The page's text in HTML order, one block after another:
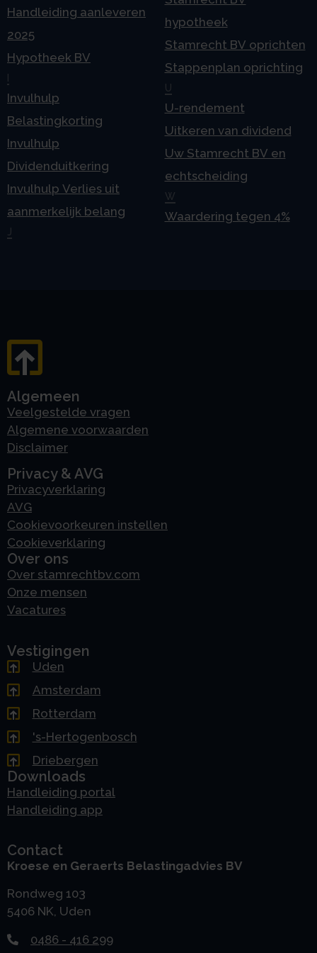
Handleiding aanleveren
2025
Hypotheek BV
Invulhulp
Belastingkorting
Invulhulp
Dividenduitkering
Invulhulp Verlies uit
aanmerkelijk belang
hypotheek
Stamrecht BV oprichten
Stappenplan oprichting
U
U-rendement
Uitkeren van dividend
Uw Stamrecht BV en
echtscheiding
W
Waardering tegen 4%
Algemeen
Veelgestelde vragen
Algemene voorwaarden
Disclaimer
Privacy & AVG
Privacyverklaring
AVG
Cookievoorkeuren instellen
Cookieverklaring
Over ons
Over stamrechtbv.com
Onze mensen
Vacatures
Vestigingen
Uden
Amsterdam
Rotterdam
's-Hertogenbosch
Driebergen
Downloads
Handleiding portal
Handleiding app
Contact
Kroese en Geraerts Belastingadvies BV
Rondweg 103
5406 NK, Uden
0486 - 416 299